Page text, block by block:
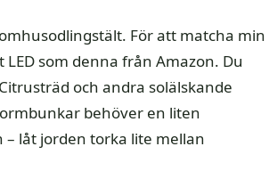
För att matcha min
som denna från Amazon. Du
och andra solälskande
behöver en liten
låt jorden torka lite mellan